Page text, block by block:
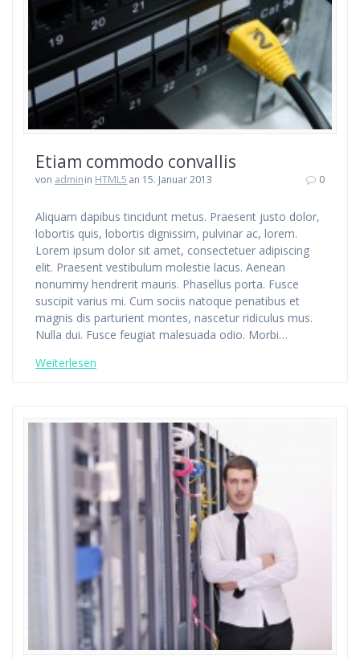
Etiam commodo convallis
von adminin HTML5 an 15. Januar 2013 0
Aliquam dapibus tincidunt metus. Praesent justo dolor,
lobortis quis, lobortis dignissim, pulvinar ac, lorem.
Lorem ipsum dolor sit amet, consectetuer adipiscing
elit. Praesent vestibulum molestie lacus. Aenean
nonummy hendrerit mauris. Phasellus porta. Fusce
suscipit varius mi. Cum sociis natoque penatibus et
magnis dis parturient montes, nascetur ridiculus mus.
Nulla dui. Fusce feugiat malesuada odio. Morbi…
Weiterlesen